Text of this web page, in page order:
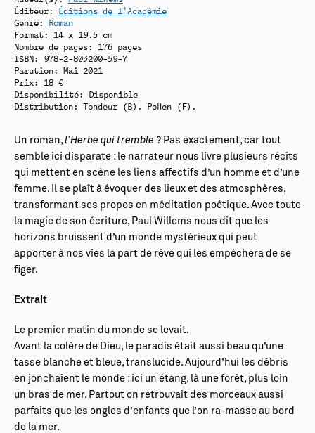
Éditeur: Éditions de l'Académie
Genre: Roman
Format: 14 x 19.5 cm
Nombre de pages: 176 pages
ISBN: 978-2-803200-59-7
Parution: Mai 2021
Prix: 18 €
Disponibilité:
Disponible
Distribution: Tondeur (B). Pollen (F).
Un roman, l’Herbe qui tremble ? Pas exactement, car tout
semble ici disparate : le narrateur nous livre plusieurs récits
qui mettent en scène les liens affectifs d’un homme et d’une
femme. Il se plaît à évoquer des lieux et des atmosphères,
transformant ses propos en méditation poétique. Avec toute
la magie de son écriture, Paul Willems nous dit que les
horizons bruissent d’un monde mystérieux qui peut
apporter à nos vies la part de rêve qui les empêchera de se
figer.
Extrait
Le premier matin du monde se levait.
Avant la colère de Dieu, le paradis était aussi beau qu’une
tasse blanche et bleue, translucide. Aujourd’hui les débris
en jonchaient le monde : ici un étang, là une forêt, plus loin
un bras de mer. Partout on retrouvait des morceaux aussi
parfaits que les ongles d’enfants que l’on ra-masse au bord
de la mer.